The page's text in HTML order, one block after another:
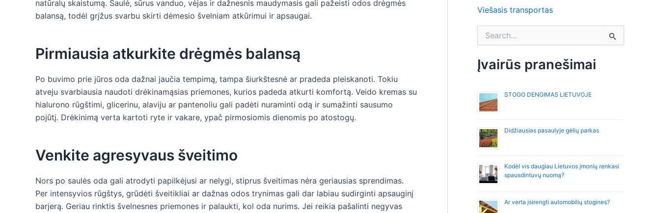
natūralų skaistumą. Saulė, sūrus vanduo, vėjas ir dažnesnis maudymasis gali pažeisti odos drėgmės
balansą, todėl grįžus svarbu skirti dėmesio švelniam atkūrimui ir apsaugai.
Pirmiausia atkurkite drėgmės balansą
Po buvimo prie jūros oda dažnai jaučia tempimą, tampa šiurkštesnė ar pradeda pleiskanoti. Tokiu
atveju svarbiausia naudoti drėkinamąsias priemones, kurios padeda atkurti komfortą. Veido kremas su
hialurono rūgštimi, glicerinu, alaviju ar pantenoliu gali padėti nuraminti odą ir sumažinti sausumo
pojūtį. Drėkinimą verta kartoti ryte ir vakare, ypač pirmosiomis dienomis po atostogų.
Venkite agresyvaus šveitimo
Nors po saulės oda gali atrodyti papilkėjusi ar nelygi, stiprus šveitimas nėra geriausias sprendimas.
Per intensyvios rūgštys, grūdėti šveitikliai ar dažnas odos trynimas gali dar labiau sudirginti apsauginį
barjerą. Geriau rinktis švelnesnes priemones ir palaukti, kol oda nurims. Jei reikia pašalinti negyvas
Viešasis transportas
k
oĮvairūs pranešimai
STOGO DENGIMAS LIETUVOJE
Didžiausias pasaulyje gėlių parkas
Kodėl vis daugiau Lietuvos įmonių renkasi
spausdintuvų nuomą?
Ar verta įsirengti automobilių stogines?